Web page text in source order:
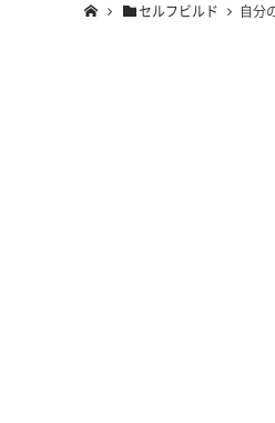
セルフビルド 自分